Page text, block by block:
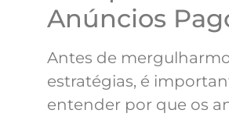
Anúncios
Antes de
estratégias, é
entender por que os